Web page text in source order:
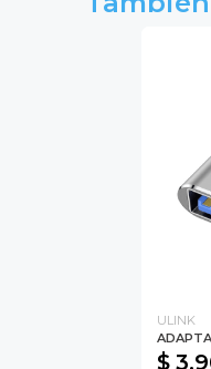
ULINK
$